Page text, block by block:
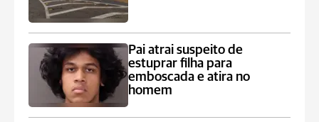
Pai atrai suspeito de
estuprar filha para
emboscada e atira no
homem